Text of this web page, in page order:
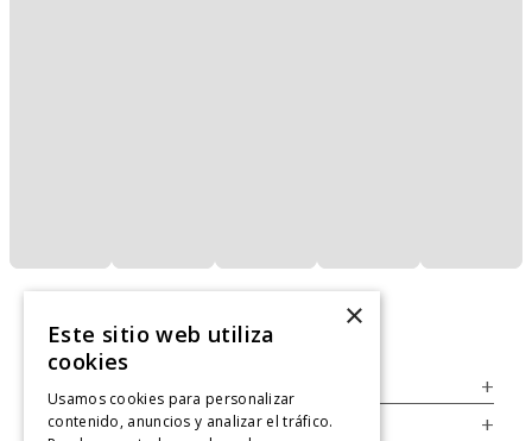
+
Legal +
×
Este sitio web utiliza
cookies
Usamos cookies para personalizar
contenido, anuncios y analizar el tráfico.